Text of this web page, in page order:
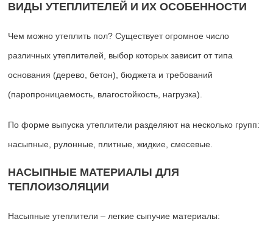
ВИДЫ УТЕПЛИТЕЛЕЙ И ИХ ОСОБЕННОСТИ
Чем можно утеплить пол? Существует огромное число
различных утеплителей, выбор которых зависит от типа
основания (дерево, бетон), бюджета и требований
(паропроницаемость, влагостойкость, нагрузка).
По форме выпуска утеплители разделяют на несколько групп:
насыпные, рулонные, плитные, жидкие, смесевые.
НАСЫПНЫЕ МАТЕРИАЛЫ ДЛЯ
ТЕПЛОИЗОЛЯЦИИ
Насыпные утеплители – легкие сыпучие материалы: